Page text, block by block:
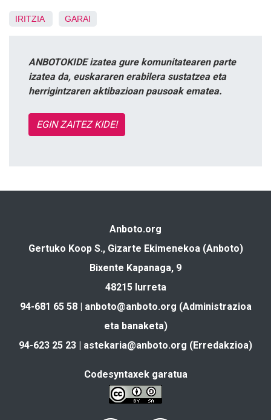
IRITZIA GARAI
ANBOTOKIDE izatea gure komunitatearen parte
izatea da, euskararen erabilera sustatzea eta
herrigintzaren aktibazioan pausoak ematea.
EGIN ZAITEZ KIDE!
Anboto.org
Gertuko Koop S., Gizarte Ekimenekoa (Anboto)
Bixente Kapanaga, 9
48215 Iurreta
94-681 65 58 | anboto@anboto.org (Administrazioa
eta banaketa)
94-623 25 23 | astekaria@anboto.org (Erredakzioa)
Codesyntaxek garatua